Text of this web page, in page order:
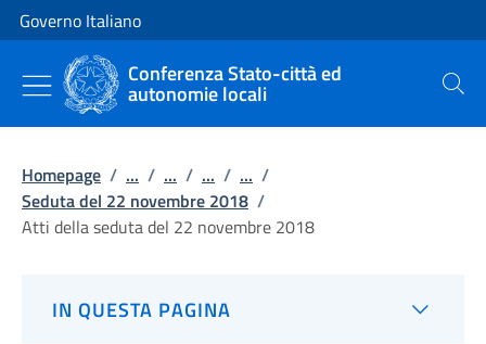
Vai al contenuto
Vai alla navigazione del sito
Governo Italiano
Conferenza Stato-città ed
autonomie locali Cerca
Homepage / ... / ... / ... / ... /
Seduta del 22 novembre 2018 /
Atti della seduta del 22 novembre 2018
IN QUESTA PAGINA